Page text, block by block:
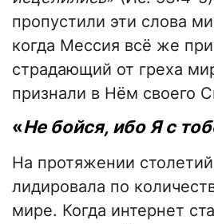
пропустили эти слова
когда Мессия всё же
страдающий от греха
признали в Нём своего
«Не бойся, ибо Я с
На протяжении
лидировала по
мире. Когда интернет